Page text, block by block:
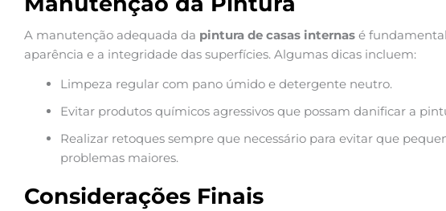
A manutenção adequada da pintura de casas internas é
aparência e a integridade das superfícies. Algumas dicas incluem:
Limpeza regular com pano úmido e detergente neutro.
Evitar produtos químicos agressivos que possam danificar a
Realizar retoques sempre que necessário para evitar que
problemas maiores.
Considerações Finais